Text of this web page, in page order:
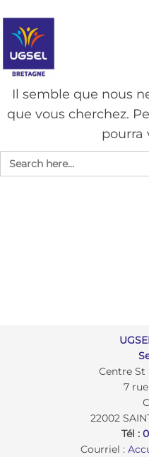
au
contenuAUCUN
Il semble que nous
que vous cherchez.
pourra
Centre St
7
22002
Tél :
Courriel :